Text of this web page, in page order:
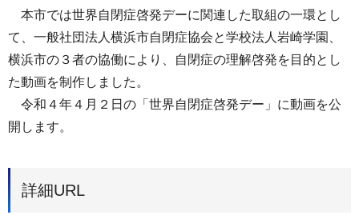
本市では世界自閉症啓発デーに関連した取組の一環とし
て、一般社団法人横浜市自閉症協会と学校法人岩崎学園、
横浜市の３者の協働により、自閉症の理解啓発を目的とし
た動画を制作しました。
令和４年４月２日の「世界自閉症啓発デー」に動画を公
開します。
詳細URL